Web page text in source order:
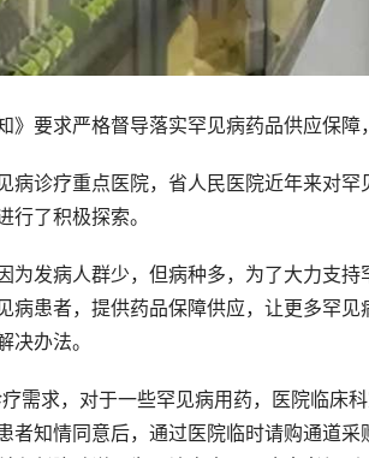
要求严格督导落实罕见病药品供应保障
诊疗重点医院，省人民医院近年来对罕
行了积极探索。
发病人群少，但病种多，为了大力支持
病患者，提供药品保障供应，让更多罕
决办法。
求，对于一些罕见病用药，医院临床
者知情同意后，通过医院临时请购通道